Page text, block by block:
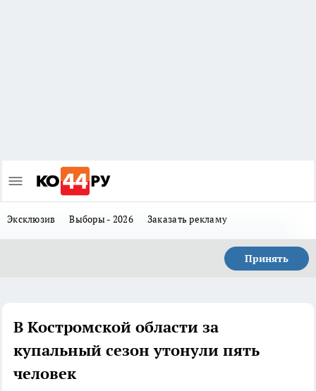
Эксклюзив Выборы - 2026 Заказать рекламу
Принять
В Костромской области за
купальный сезон утонули пять
человек